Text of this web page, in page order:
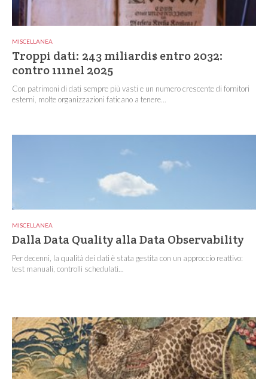
MISCELLANEA
Troppi dati: 243 miliardi$ entro 2032:
contro 111nel 2025
Con patrimoni di dati sempre più vasti e un numero crescente di fornitori
esterni, molte organizzazioni faticano a tenere...
MISCELLANEA
Dalla Data Quality alla Data Observability
Per decenni, la qualità dei dati è stata gestita con un approccio reattivo:
test manuali, controlli schedulati...